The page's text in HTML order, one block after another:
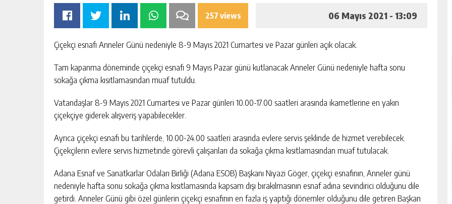
257 views 06 Mayıs 2021 - 13:09
Çiçekçi esnafı Anneler Günü nedeniyle 8-9 Mayıs 2021 Cumartesi ve Pazar günleri açık olacak.
Tam kapanma döneminde çiçekçi esnafı 9 Mayıs Pazar günü kutlanacak Anneler Günü nedeniyle hafta sonu
sokağa çıkma kısıtlamasından muaf tutuldu.
Vatandaşlar 8-9 Mayıs 2021 Cumartesi ve Pazar günleri 10.00-17.00 saatleri arasında ikametlerine en yakın
çiçekçiye giderek alışveriş yapabilecekler.
Ayrıca çiçekçi esnafı bu tarihlerde, 10.00-24.00 saatleri arasında evlere servis şeklinde de hizmet verebilecek.
Çiçekçilerin evlere servis hizmetinde görevli çalışanları da sokağa çıkma kısıtlamasından muaf tutulacak.
Adana Esnaf ve Sanatkarlar Odaları Birliği (Adana ESOB) Başkanı Niyazi Göger, çiçekçi esnafının, Anneler günü
nedeniyle hafta sonu sokağa çıkma kısıtlamasında kapsam dışı bırakılmasının esnaf adına sevindirici olduğunu dile
getirdi. Anneler Günü gibi özel günlerin çiçekçi esnafının en fazla iş yaptığı dönemler olduğunu dile getiren Başkan